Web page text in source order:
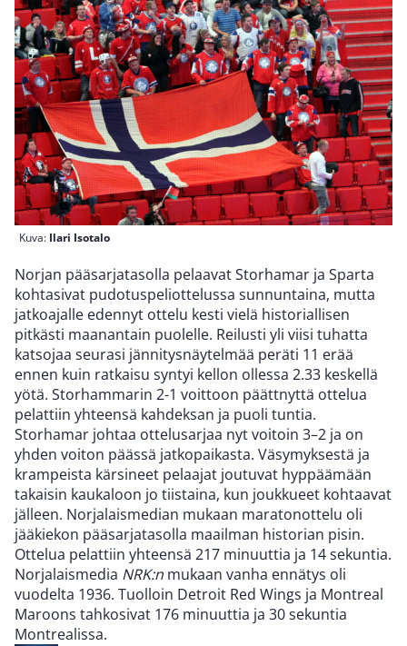
Kuva: Ilari Isotalo
Norjan pääsarjatasolla pelaavat Storhamar ja Sparta
kohtasivat pudotuspeliottelussa sunnuntaina, mutta
jatkoajalle edennyt ottelu kesti vielä historiallisen
pitkästi maanantain puolelle. Reilusti yli viisi tuhatta
katsojaa seurasi jännitysnäytelmää peräti 11 erää
ennen kuin ratkaisu syntyi kellon ollessa 2.33 keskellä
yötä. Storhammarin 2-1 voittoon päättnyttä ottelua
pelattiin yhteensä kahdeksan ja puoli tuntia.
Storhamar johtaa ottelusarjaa nyt voitoin 3–2 ja on
yhden voiton päässä jatkopaikasta. Väsymyksestä ja
krampeista kärsineet pelaajat joutuvat hyppäämään
takaisin kaukaloon jo tiistaina, kun joukkueet kohtaavat
jälleen. Norjalaismedian mukaan maratonottelu oli
jääkiekon pääsarjatasolla maailman historian pisin.
Ottelua pelattiin yhteensä 217 minuuttia ja 14 sekuntia.
Norjalaismedia NRK:n mukaan vanha ennätys oli
vuodelta 1936. Tuolloin Detroit Red Wings ja Montreal
Maroons tahkosivat 176 minuuttia ja 30 sekuntia
Montrealissa.